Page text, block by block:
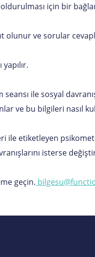
için bir
olunur ve sorular
ile sosyal
ve bu bilgileri nasıl
ile etiketleyen
isterse
geçin.